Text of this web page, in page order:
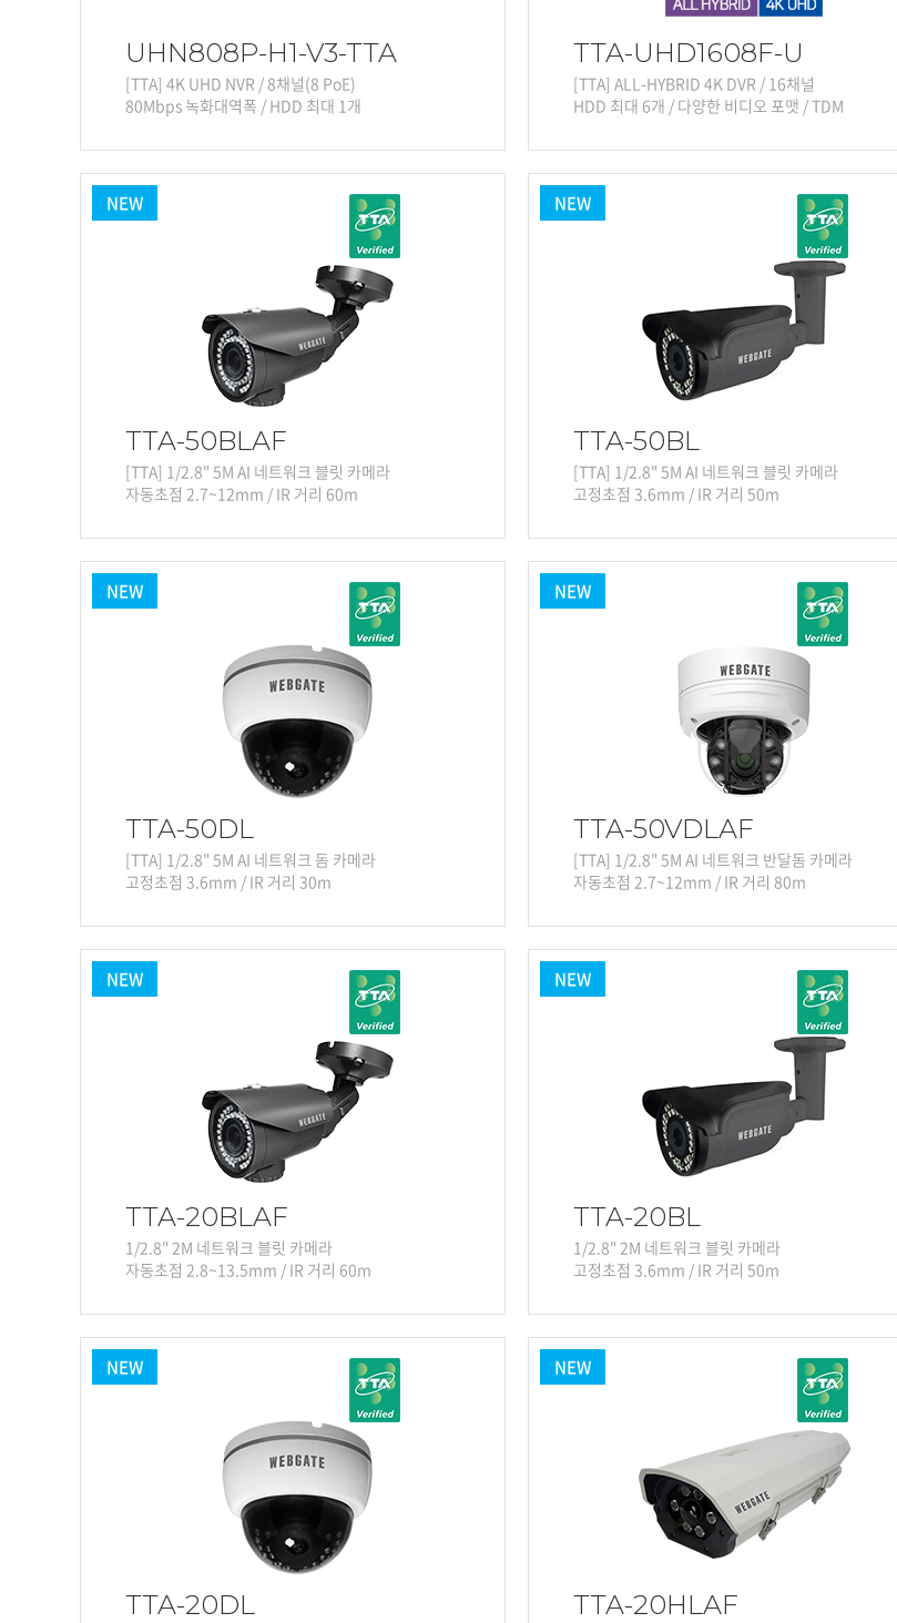
TTA인증
UHN808P-H1-V3-TTA
[TTA] 4K UHD NVR / 8채널(8 PoE)
80Mbps 녹화대역폭 / HDD 최대 1개
TTA-UHD1608F-U
[TTA] ALL-HYBRID 4K DVR / 16채널
HDD 최대 6개 / 다양한 비디오 포맷 / TDM
NEW
TTA-50BLAF
[TTA] 1/2.8" 5M AI 네트워크 블릿 카메라
자동초점 2.7~12mm / IR 거리 60m
NEW
TTA-50BL
[TTA] 1/2.8" 5M AI 네트워크 블릿 카메라
고정초점 3.6mm / IR 거리 50m
NEW
TTA-50DL
[TTA] 1/2.8" 5M AI 네트워크 돔 카메라
고정초점 3.6mm / IR 거리 30m
NEW
TTA-50VDLAF
[TTA] 1/2.8" 5M AI 네트워크 반달돔 카메라
자동초점 2.7~12mm / IR 거리 80m
NEW
TTA-20BLAF
1/2.8" 2M 네트워크 블릿 카메라
자동초점 2.8~13.5mm / IR 거리 60m
NEW
TTA-20BL
1/2.8" 2M 네트워크 블릿 카메라
고정초점 3.6mm / IR 거리 50m
NEW
TTA-20DL
NEW
TTA-20HLAF